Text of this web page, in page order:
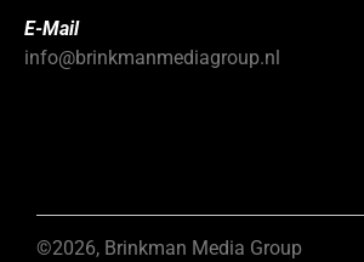
E-Mail
info@brinkmanmediagroup.nl
©2026, Brinkman Media Group